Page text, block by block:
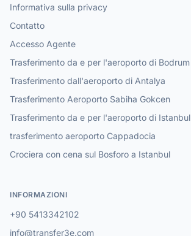
Informativa sulla privacy
Contatto
Accesso Agente
Trasferimento da e per l'aeroporto di Bodrum
Trasferimento dall'aeroporto di Antalya
Trasferimento Aeroporto Sabiha Gokcen
Trasferimento da e per l'aeroporto di Istanbul
trasferimento aeroporto Cappadocia
Crociera con cena sul Bosforo a Istanbul
INFORMAZIONI
+90 5413342102
info@transfer3e.com